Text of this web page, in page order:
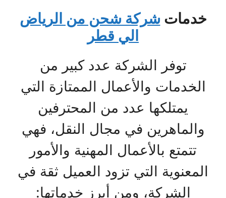
خدمات شركة شحن من الرياض
الي قطر
توفر الشركة عدد كبير من
الخدمات والأعمال الممتازة التي
يمتلكها عدد من المحترفين
والماهرين في مجال النقل، فهي
تتمتع بالأعمال المهنية والأمور
المعنوية التي تزود العميل ثقة في
الشركة، ومن أبرز خدماتها: